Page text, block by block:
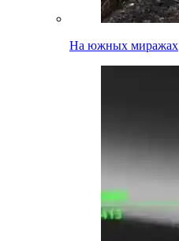
На южных миражах